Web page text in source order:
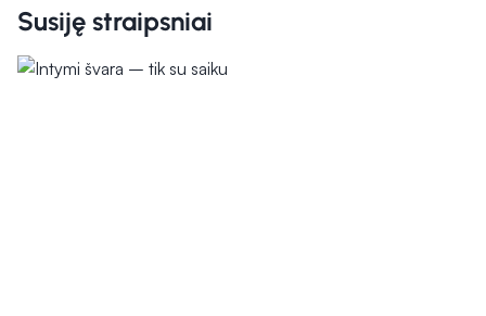
Susiję straipsniai